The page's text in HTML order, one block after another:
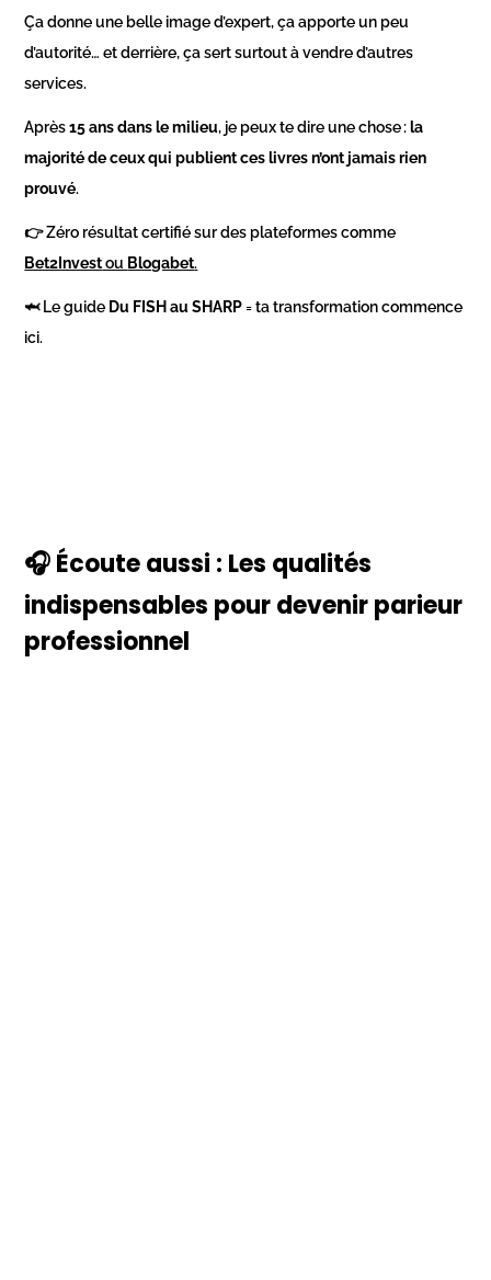
Ça donne une belle image d’expert, ça apporte un peu
d’autorité… et derrière, ça sert surtout à vendre d’autres
services.
Après15 ans dans le milieu, je peux te dire une chose : la
majorité de ceux qui publient ces livres n’ont jamais rien
prouvé.
👉 Zéro résultat certifié sur des plateformes comme
Bet2Investou Blogabet.
🦈 Le guide Du FISH au SHARP= ta transformation commence
ici.
🎧 Écoute aussi : Les qualités
indispensables pour devenir parieur
professionnel